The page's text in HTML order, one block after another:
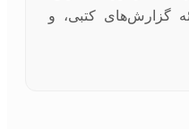
گزارش‌های کتبی، و